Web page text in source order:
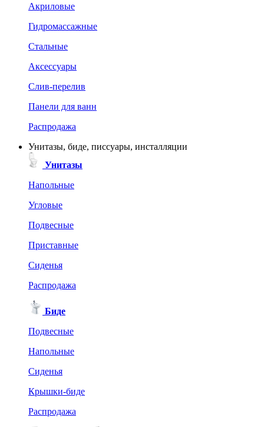
Акриловые
Гидромассажные
Стальные
Аксессуары
Слив-перелив
Панели для ванн
Распродажа
Унитазы, биде, писсуары, инсталляции
Унитазы
Напольные
Угловые
Подвесные
Приставные
Сиденья
Распродажа
Биде
Подвесные
Напольные
Сиденья
Крышки-биде
Распродажа